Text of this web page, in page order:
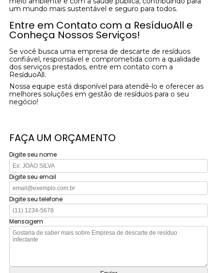
um mundo mais sustentável e seguro para todos.
Entre em Contato com a ResíduoAll e
Conheça Nossos Serviços!
Se você busca uma empresa de descarte de resíduos
confiável, responsável e comprometida com a qualidade
dos serviços prestados, entre em contato com a
ResíduoAll.
Nossa equipe está disponível para atendê-lo e oferecer as
melhores soluções em gestão de resíduos para o seu
negócio!
FAÇA UM ORÇAMENTO
Digite seu nome
Digite seu email
Digite seu telefone
Mensagem